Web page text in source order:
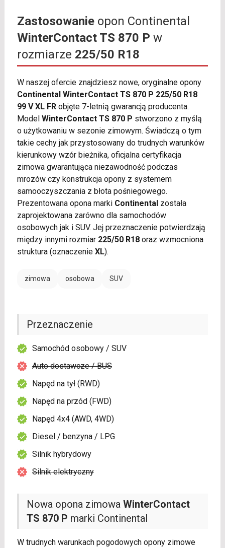
Zastosowanieopon Continental
WinterContact TS 870 P w
rozmiarze 225/50 R18
W naszej ofercie znajdziesz nowe, oryginalne opony
Continental WinterContact TS 870 P 225/50 R18
99 V XL FRobjęte 7-letnią gwarancją producenta.
Model WinterContact TS 870 P stworzono z myślą
o użytkowaniu w sezonie zimowym. Świadczą o tym
takie cechy jak przystosowany do trudnych warunków
kierunkowy wzór bieżnika, oficjalna certyfikacja
zimowa gwarantująca niezawodność podczas
mrozów czy konstrukcja opony z systemem
samooczyszczania z błota pośniegowego.
Prezentowana opona marki Continentalzostała
zaprojektowana zarówno dla samochodów
osobowych jak i SUV. Jej przeznaczenie potwierdzają
między innymi rozmiar 225/50 R18oraz wzmocniona
struktura (oznaczenie XL).
zimowa osobowa SUV
Nowa opona zimowa WinterContact
TS 870 P marki Continental
W trudnych warunkach pogodowych opony zimowe
Przeznaczenie
Samochód osobowy / SUV
Auto dostawcze / BUS
Napęd na tył (RWD)
Napęd na przód (FWD)
Napęd 4x4 (AWD, 4WD)
Diesel / benzyna / LPG
Silnik hybrydowy
Silnik elektryczny